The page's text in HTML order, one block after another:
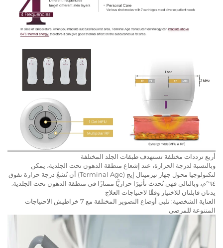
أربع ترددات مختلفة تستهدف طبقات الجلد المختلفة
وبالنسبة لدرجة الحرارة، عند إشعاع منطقة الدهون تحت الجلدية، يمكن
لتكنولوجيا محول جهاز تيرمينال إيج (Terminal Age) أن تُشعّ درجة حرارة تفوق
٦٤°م، وبالتالي فهي تُحدث تأثيرًا حراريًّا ممتازًا في منطقة الدهون تحت الجلدية.
يدتان قابلتان للاختيار وفقًا لاحتياجات العلاج
العناية الشخصية: تلبي أوضاع التصوير المختلفة مع 7 خراطيش الاحتياجات
المتنوعة للمرضى